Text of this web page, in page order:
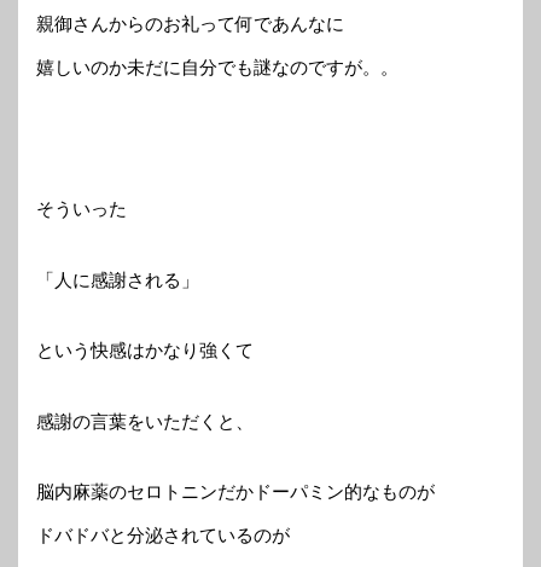
親御さんからのお礼って何であんなに
嬉しいのか未だに自分でも謎なのですが。。
そういった
「人に感謝される」
という快感はかなり強くて
感謝の言葉をいただくと、
脳内麻薬のセロトニンだかドーパミン的なものが
ドバドバと分泌されているのが